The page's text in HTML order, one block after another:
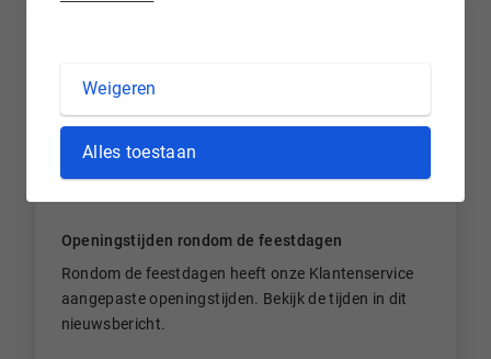
Weigeren
Alles toestaan
Openingstijden rondom de feestdagen
Rondom de feestdagen heeft onze Klantenservice
aangepaste openingstijden. Bekijk de tijden in dit
nieuwsbericht.